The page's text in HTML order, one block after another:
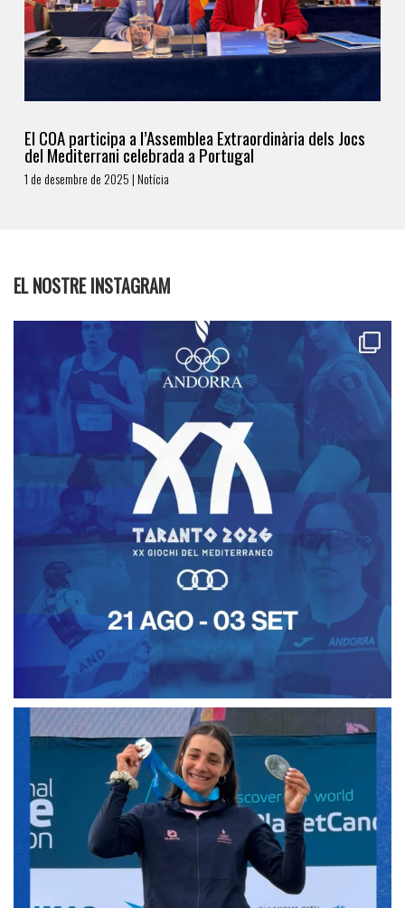
El COA participa a l’Assemblea Extraordinària dels Jocs
del Mediterrani celebrada a Portugal
1 de desembre de 2025 | Notícia
EL NOSTRE INSTAGRAM